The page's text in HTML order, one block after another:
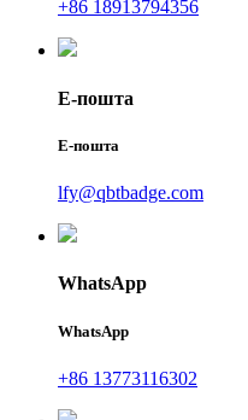
+86 18913794356
Е-пошта
Е-пошта
lfy@qbtbadge.com
WhatsApp
WhatsApp
+86 13773116302